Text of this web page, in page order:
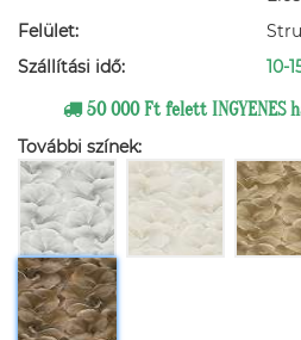
Felület:
Szállítási idő:
10-
50 000 Ft felett INGYENES
További színek: